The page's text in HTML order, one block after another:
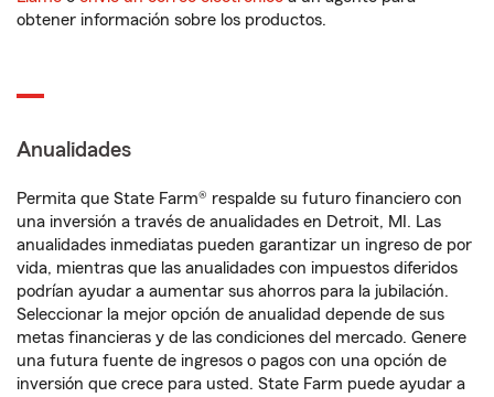
obtener información sobre los productos.
Anualidades
Permita que State Farm® respalde su futuro financiero con
una inversión a través de anualidades en Detroit, MI. Las
anualidades inmediatas pueden garantizar un ingreso de por
vida, mientras que las anualidades con impuestos diferidos
podrían ayudar a aumentar sus ahorros para la jubilación.
Seleccionar la mejor opción de anualidad depende de sus
metas financieras y de las condiciones del mercado. Genere
una futura fuente de ingresos o pagos con una opción de
inversión que crece para usted. State Farm puede ayudar a